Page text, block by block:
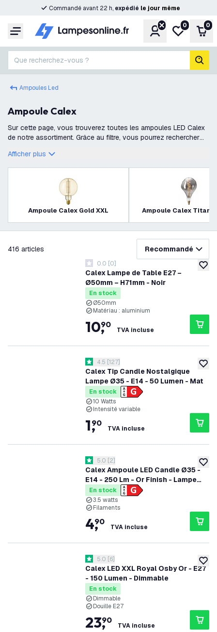
Commandé avant 22 h, expédié le jour même
Menu CompteMa liste de
0 0
Que recherchez-vous ?
Ampoules Led
Ampoule Calex
Sur cette page, vous trouverez toutes les ampoules LED Calex
de notre assortiment. Grâce au filtre, vous pourrez rechercher
Afficher plus
Ampoule Calex Gold XXL Ampoule Calex
416 articles Recommandé
Calex Lampe de Table E27 –
Ø50mm – H71mm - Noir
0 étoiles de notation
0.0 [0]
En stock
Ø50mm
Matériau : aluminium
10,
90
TVA incluse
Calex Tip Candle Nostalgique
Lampe Ø35 - E14 - 50 Lumen - Mat
ouvrir le tiroir des avis
4.5 étoiles de notation
4.5 [127]
En stock
10 Watts
Intensité variable
1,
90
TVA incluse
Calex Ampoule LED Candle Ø35 -
E14 - 250 Lm - Or Finish - Lampe
Vintage
ouvrir le tiroir des avis
5 étoiles de notation
5.0 [2]
En stock
3.5 watts
Filaments
4,
90
TVA incluse
Calex LED XXL Royal Osby Or - E27
- 150 Lumen - Dimmable
ouvrir le tiroir des avis
5 étoiles de notation
5.0 [6]
En stock
Dimmable
Douille E27
23,
90
TVA incluse
filtrer